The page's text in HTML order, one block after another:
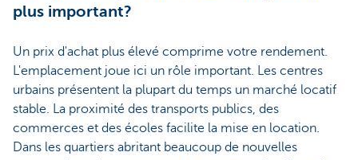
plus important?
Un prix d'achat plus élevé comprime votre rendement.
L'emplacement joue ici un rôle important. Les centres
urbains présentent la plupart du temps un marché locatif
stable. La proximité des transports publics, des
commerces et des écoles facilite la mise en location.
Dans les quartiers abritant beaucoup de nouvelles